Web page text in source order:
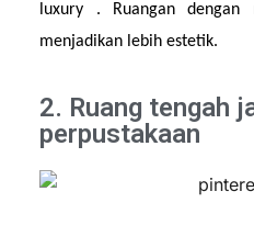
luxury . Ruangan
menjadikan lebih estetik.
2. Ruang tengah
perpustakaan